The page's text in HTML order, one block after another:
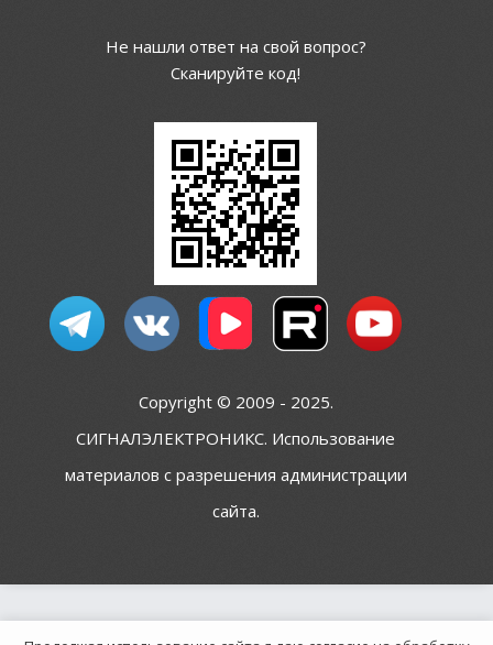
Не нашли ответ на свой вопрос?
Сканируйте код!
Copyright © 2009 - 2025.
СИГНАЛЭЛЕКТРОНИКС. Использование
материалов с разрешения администрации
сайта.